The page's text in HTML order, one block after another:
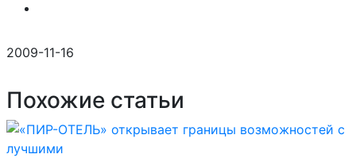
2009-11-16
Похожие статьи